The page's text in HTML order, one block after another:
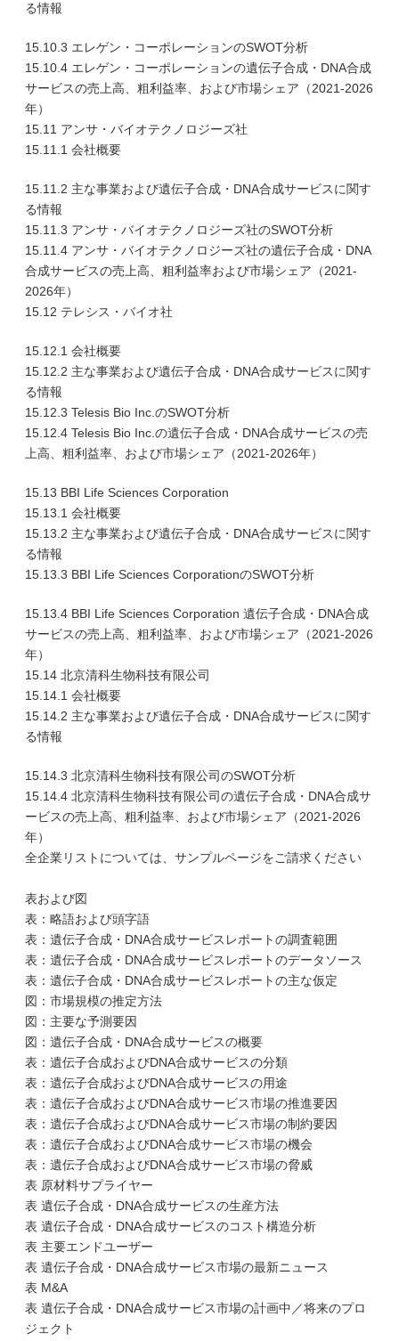
る情報
15.10.3 エレゲン・コーポレーションのSWOT分析
15.10.4 エレゲン・コーポレーションの遺伝子合成・DNA合成
サービスの売上高、粗利益率、および市場シェア（2021-2026
年）
15.11 アンサ・バイオテクノロジーズ社
15.11.1 会社概要
15.11.2 主な事業および遺伝子合成・DNA合成サービスに関す
る情報
15.11.3 アンサ・バイオテクノロジーズ社のSWOT分析
15.11.4 アンサ・バイオテクノロジーズ社の遺伝子合成・DNA
合成サービスの売上高、粗利益率および市場シェア（2021-
2026年）
15.12 テレシス・バイオ社
15.12.1 会社概要
15.12.2 主な事業および遺伝子合成・DNA合成サービスに関す
る情報
15.12.3 Telesis Bio Inc.のSWOT分析
15.12.4 Telesis Bio Inc.の遺伝子合成・DNA合成サービスの売
上高、粗利益率、および市場シェア（2021-2026年）
15.13 BBI Life Sciences Corporation
15.13.1 会社概要
15.13.2 主な事業および遺伝子合成・DNA合成サービスに関す
る情報
15.13.3 BBI Life Sciences CorporationのSWOT分析
15.13.4 BBI Life Sciences Corporation 遺伝子合成・DNA合成
サービスの売上高、粗利益率、および市場シェア（2021-2026
年）
15.14 北京清科生物科技有限公司
15.14.1 会社概要
15.14.2 主な事業および遺伝子合成・DNA合成サービスに関す
る情報
15.14.3 北京清科生物科技有限公司のSWOT分析
15.14.4 北京清科生物科技有限公司の遺伝子合成・DNA合成サ
ービスの売上高、粗利益率、および市場シェア（2021-2026
年）
全企業リストについては、サンプルページをご請求ください
表および図
表：略語および頭字語
表：遺伝子合成・DNA合成サービスレポートの調査範囲
表：遺伝子合成・DNA合成サービスレポートのデータソース
表：遺伝子合成・DNA合成サービスレポートの主な仮定
図：市場規模の推定方法
図：主要な予測要因
図：遺伝子合成・DNA合成サービスの概要
表：遺伝子合成およびDNA合成サービスの分類
表：遺伝子合成およびDNA合成サービスの用途
表：遺伝子合成およびDNA合成サービス市場の推進要因
表：遺伝子合成およびDNA合成サービス市場の制約要因
表：遺伝子合成およびDNA合成サービス市場の機会
表：遺伝子合成およびDNA合成サービス市場の脅威
表 原材料サプライヤー
表 遺伝子合成・DNA合成サービスの生産方法
表 遺伝子合成・DNA合成サービスのコスト構造分析
表 主要エンドユーザー
表 遺伝子合成・DNA合成サービス市場の最新ニュース
表 M&A
表 遺伝子合成・DNA合成サービス市場の計画中／将来のプロ
ジェクト